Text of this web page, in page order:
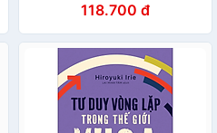
118.700 đ